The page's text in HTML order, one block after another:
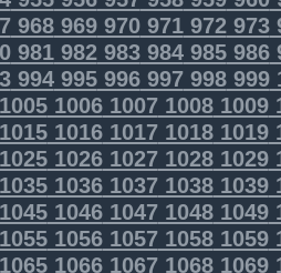
968969970971972973
981982983984985986
994995996997998999
1006100710081009
1016101710181019
1026102710281029
1036103710381039
1046104710481049
1056105710581059
1066106710681069